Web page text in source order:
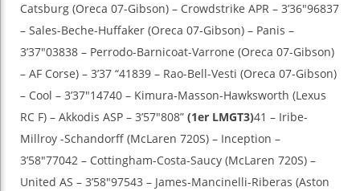
Catsburg (Oreca 07-Gibson) – Crowdstrike APR – 3’36″96837
– Sales-Beche-Huffaker (Oreca 07-Gibson) – Panis –
3’37″03838 – Perrodo-Barnicoat-Varrone (Oreca 07-Gibson)
– AF Corse) – 3’37 “41839 – Rao-Bell-Vesti (Oreca 07-Gibson)
– Cool – 3’37″14740 – Kimura-Masson-Hawksworth (Lexus
RC F) – Akkodis ASP – 3’57″808” (1er LMGT3)41 – Iribe-
Millroy -Schandorff (McLaren 720S) – Inception –
3’58″77042 – Cottingham-Costa-Saucy (McLaren 720S) –
United AS – 3’58″97543 – James-Mancinelli-Riberas (Aston